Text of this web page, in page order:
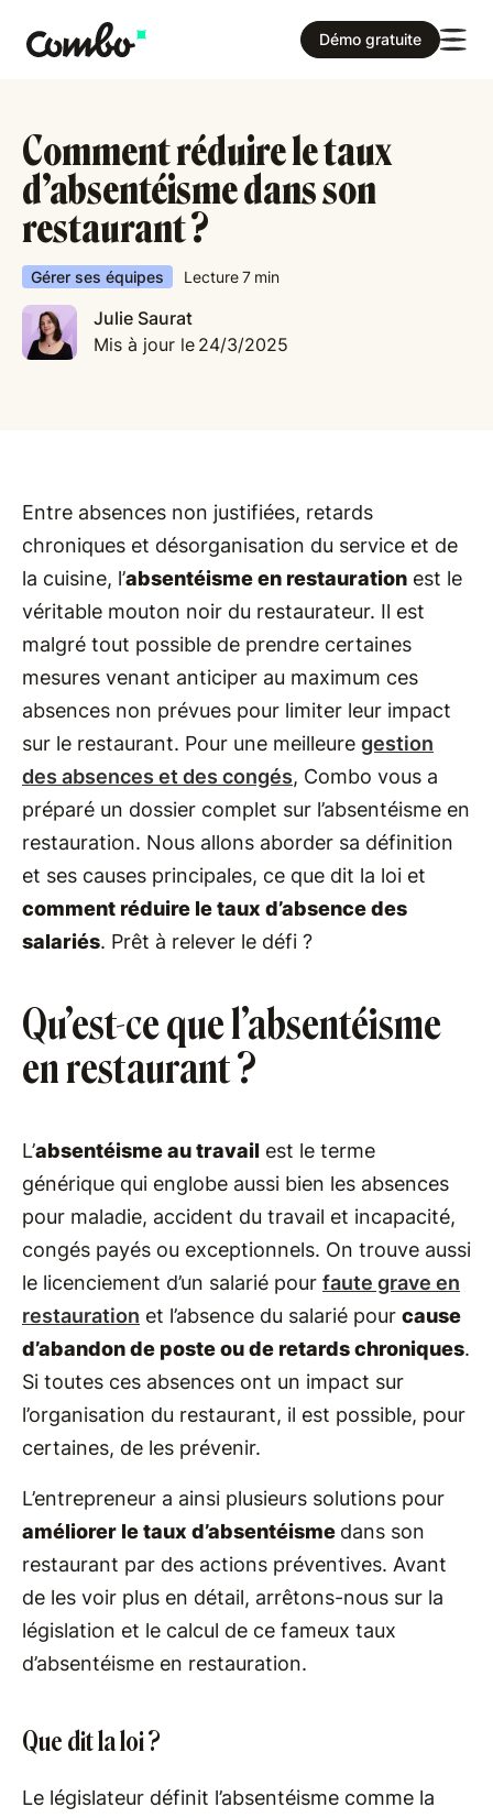
Démo gratuite
Comment réduire le taux
d’absentéisme dans son
restaurant ?
Gérer ses équipes Lecture7 min
Julie Saurat
Mis à jour le 24/3/2025
Entre absences non justifiées, retards
chroniques et désorganisation du service et de
la cuisine, l’absentéisme en restauration est le
véritable mouton noir du restaurateur. Il est
malgré tout possible de prendre certaines
mesures venant anticiper au maximum ces
absences non prévues pour limiter leur impact
sur le restaurant. Pour une meilleure gestion
des absences et des congés, Combo vous a
préparé un dossier complet sur l’absentéisme en
restauration. Nous allons aborder sa définition
et ses causes principales, ce que dit la loi et
comment réduire le taux d’absence des
salariés. Prêt à relever le défi ?
Qu’est-ce que l’absentéisme
en restaurant ?
L’absentéisme au travail est le terme
générique qui englobe aussi bien les absences
pour maladie, accident du travail et incapacité,
congés payés ou exceptionnels. On trouve aussi
le licenciement d’un salarié pour faute grave en
restauration et l’absence du salarié pour cause
d’abandon de poste ou de retards chroniques.
Si toutes ces absences ont un impact sur
l’organisation du restaurant, il est possible, pour
certaines, de les prévenir.
L’entrepreneur a ainsi plusieurs solutions pour
améliorer le taux d’absentéisme dans son
restaurant par des actions préventives. Avant
de les voir plus en détail, arrêtons-nous sur la
législation et le calcul de ce fameux taux
d’absentéisme en restauration.
Que dit la loi ?
Le législateur définit l’absentéisme comme la